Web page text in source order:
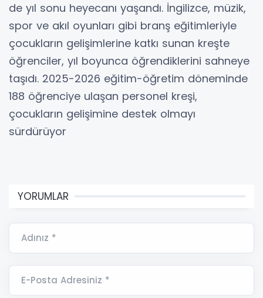
de yıl sonu heyecanı yaşandı. İngilizce, müzik,
spor ve akıl oyunları gibi branş eğitimleriyle
çocukların gelişimlerine katkı sunan kreşte
öğrenciler, yıl boyunca öğrendiklerini sahneye
taşıdı. 2025-2026 eğitim-öğretim döneminde
188 öğrenciye ulaşan personel kreşi,
çocukların gelişimine destek olmayı
sürdürüyor
YORUMLAR
Adınız *
E-Posta Adresiniz *